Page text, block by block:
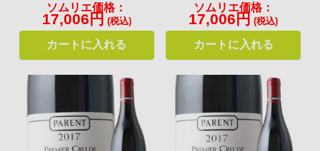
ソムリエ価格：
17,006円 (税込)
カートに入れる
ソムリエ価格：
17,006円 (税込)
カートに入れる